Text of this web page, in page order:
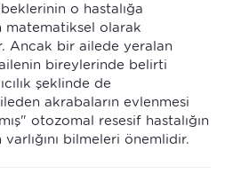
o hastalığa
matematiksel olarak
Ancak bir ailede yeralan
bireylerinde belirti
şeklinde de
akrabaların evlenmesi
otozomal resesif hastalığın
varlığını bilmeleri önemlidir.